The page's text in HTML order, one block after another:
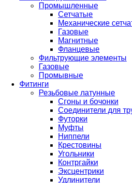
Промышленные
Сетчатые
Механические
Газовые
Магнитные
Фланцевые
Фильтрующие элементы
Газовые
Промывные
Фитинги
Резьбовые латунные
Сгоны и бочонки
Соединители для
Футорки
Муфты
Ниппели
Крестовины
Угольники
Контргайки
Эксцентрики
Удлинители